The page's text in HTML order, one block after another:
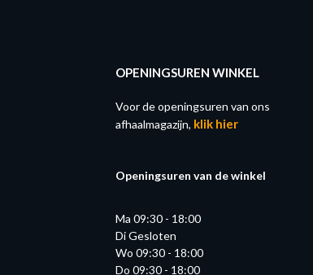
OPENINGSUREN WINKEL
Voor de openingsuren van ons
afhaalmagazijn, klik hier
Openingsuren van de winkel
Ma 09:30 - 18:00
Di Gesloten
Wo 09:30 - 18:00
Do 09:30 - 18:00